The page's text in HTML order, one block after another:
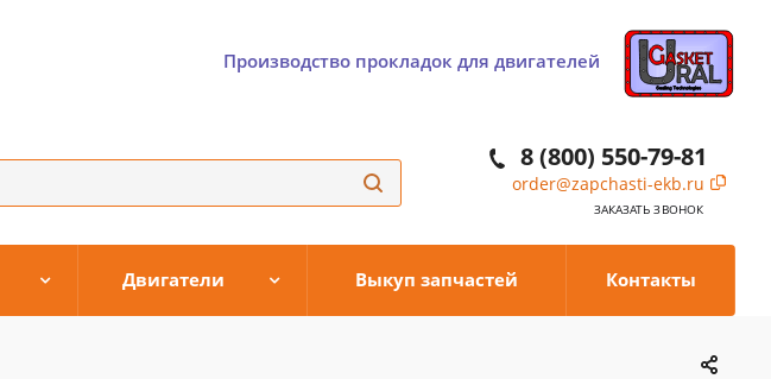
Производство прокладок для двигателей
8 (800) 550-79-81
order@zapchasti-ekb.ru
ЗАКАЗАТЬ ЗВОНОК
Двигатели Выкуп запчастей Контакты